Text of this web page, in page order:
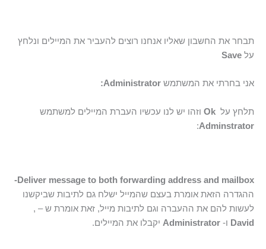
תבחר את החשבון שאליו אנחנו רוצים להעביר את המיילים ונלחץ
על Save
אני בחרתי את המשתמש Administrator
:
תלחץ על Ok וזהו יש לנו עכשיו העברת המיילים למשתמש
Adminstrator
:
Deliver message to both forwarding address and mailbox-
ההגדרה הזאת אומרת בעצם שהמייל ישלח גם לתיבות שביקשנו
לעשות להם את ההעברה וגם לתיבות מייל, זאת אומרת ש – ,
David ו- Administrator יקבלו את המיילים.